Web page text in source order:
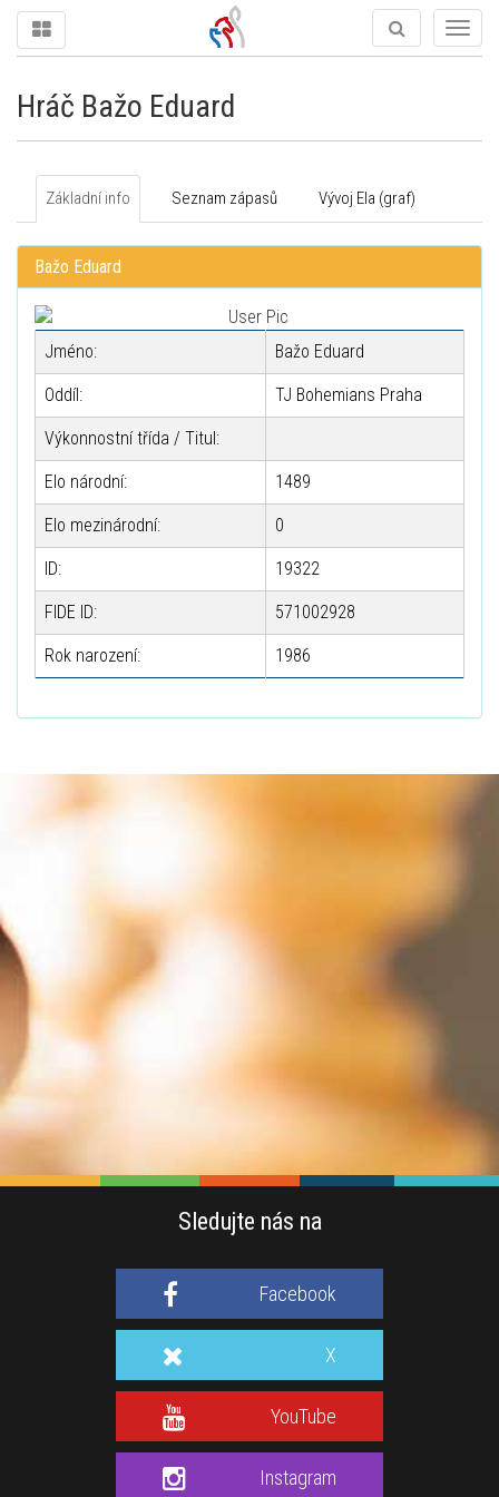
Hráč Bažo Eduard
Základní info Seznam zápasů Vývoj Ela (graf)
Bažo Eduard
Jméno: Bažo Eduard
Oddíl: TJ Bohemians Praha
Výkonnostní třída / Titul:
Elo národní: 1489
Elo mezinárodní: 0
ID: 19322
FIDE ID: 571002928
Rok narození: 1986
Sledujte nás na
Facebook
X
YouTube
Instagram